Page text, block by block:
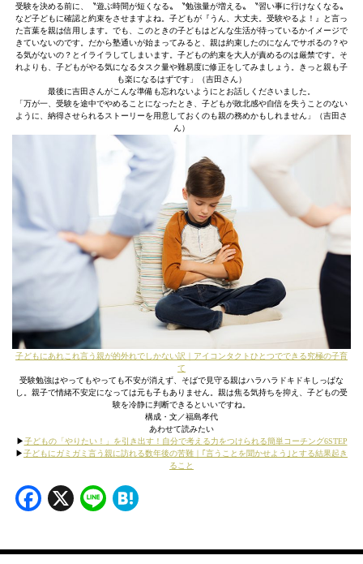
受験を決める前に、〝遊ぶ時間が短くなる〟〝勉強量が増える〟〝習い事に行けなくなる〟
など子どもに確認と約束をさせますよね。子どもが『うん、大丈夫。受験やるよ！』と言っ
た言葉を親は信用します。でも、このときの子どもはどんな生活が待っているかイメージで
きていないのです。だから塾通いが始まってみると、親は約束したのになんでサボるの？や
る気がないの？とイライラしてしまいます。子どもの約束を大人が責めるのは厳禁です。そ
れよりも、子どもがやる気になるタスク量や難易度に修正をしてみましょう。きっと親も子
も楽になるはずです」（吉田さん）
最後に吉田さんがこんな準備も忘れないようにとお話しくださいました。
「万が一、受験を途中でやめることになったとき、子どもが敗北感や自信を失うことのない
ように、納得させられるストーリーを用意しておくのも親の務めかもしれません」（吉田さ
ん）
子どもにあれこれ言う親が的外れでしかない訳｜アイコンタクトひとつでできる究極の子育
て
受験勉強はやってもやっても不安が消えず、そばで見守る親はハラハラドキドキしっぱな
し。親子で情緒不安定になっては元も子もありません。親は焦る気持ちを抑え、子どもの受
験を冷静に判断できるといいですね。
構成・文／福島孝代
あわせて読みたい
▶︎子どもの「やりたい！」を引き出す！自分で考える力をつけられる簡単コーチング6STEP
▶︎子どもにガミガミ言う親に訪れる数年後の苦難｜｢言うことを聞かせよう｣とする結果起き
ること
Facebook
X Line